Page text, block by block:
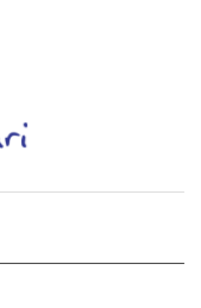
entusiasmo,
del Tipo